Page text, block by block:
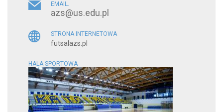
EMAIL.
azs@us.edu.pl
STRONA INTERNETOWA
futsalazs.pl
HALA SPORTOWA